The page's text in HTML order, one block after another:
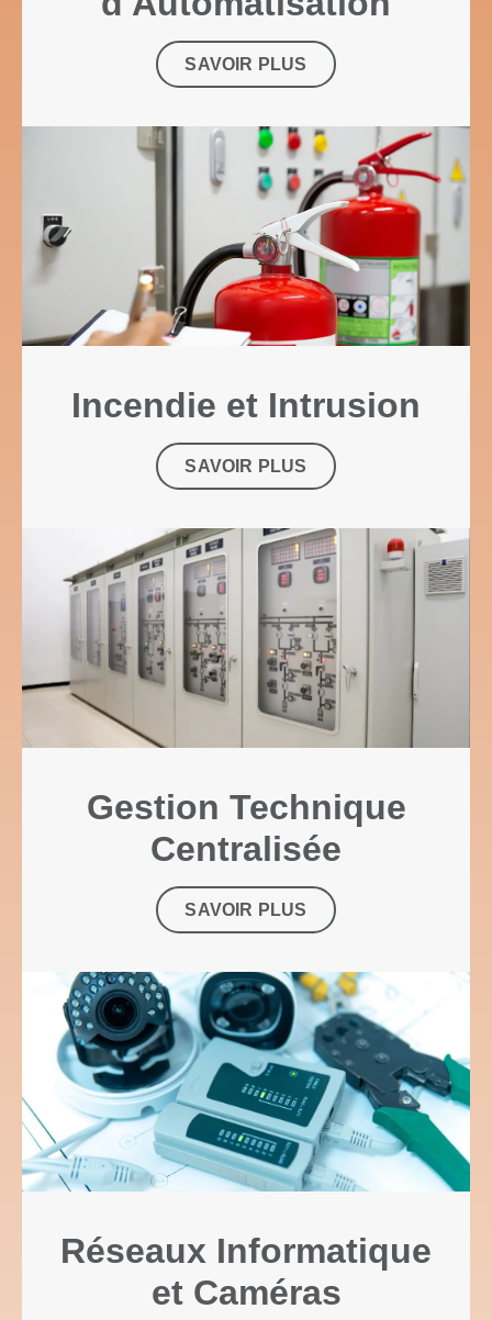
SAVOIR PLUS
Incendie et Intrusion
SAVOIR PLUS
Gestion Technique
Centralisée
SAVOIR PLUS
Réseaux Informatique
et Caméras